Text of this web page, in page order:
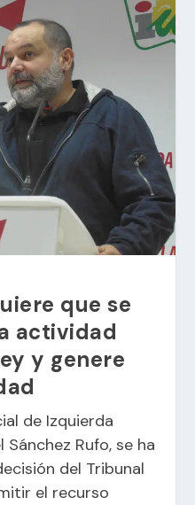
que se
actividad
y genere
de Izquierda
Sánchez Rufo, se ha
del Tribunal
el recurso